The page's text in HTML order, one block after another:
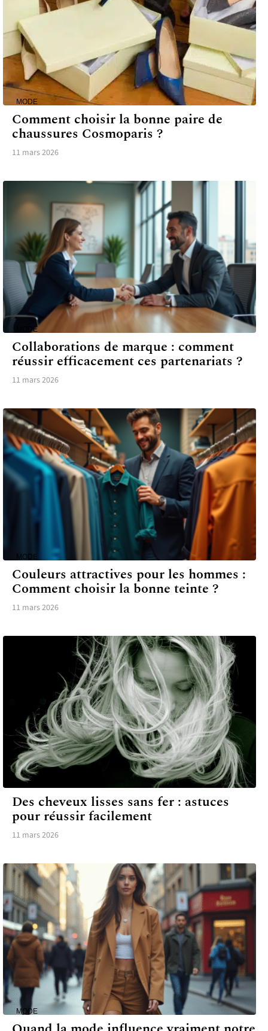
MODE
Comment choisir la bonne paire de
chaussures Cosmoparis ?
11 mars 2026
MODE
Collaborations de marque : comment
réussir efficacement ces partenariats ?
11 mars 2026
MODE
Couleurs attractives pour les hommes :
Comment choisir la bonne teinte ?
11 mars 2026
MODE
Des cheveux lisses sans fer : astuces
pour réussir facilement
11 mars 2026
MODE